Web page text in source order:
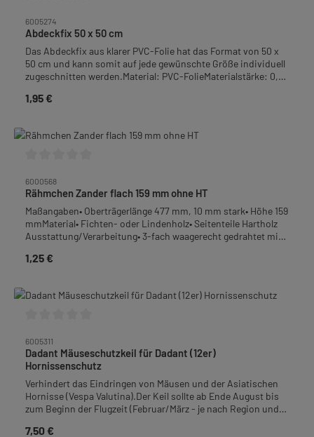
6005274
Abdeckfix 50 x 50 cm
Das Abdeckfix aus klarer PVC-Folie hat das Format von 50 x
50 cm und kann somit auf jede gewünschte Größe individuell
zugeschnitten werden.Material: PVC-FolieMaterialstärke: 0,4
Regulärer Preis:
1,95 €
6000568
Rähmchen Zander flach 159 mm ohne HT
Maßangaben• Oberträgerlänge 477 mm, 10 mm stark• Höhe 159
mmMaterial• Fichten- oder Lindenholz• Seitenteile Hartholz
Ausstattung/Verarbeitung• 3-fach waagerecht gedrahtet mit
Hoffmann-Seitenteil (HT)Verpackungseinheit (VPE): 12
Regulärer Preis:
1,25 €
6005311
Dadant Mäuseschutzkeil für Dadant (12er)
Hornissenschutz
Verhindert das Eindringen von Mäusen und der Asiatischen
Hornisse (Vespa Valutina).Der Keil sollte ab Ende August bis
zum Beginn der Flugzeit (Februar/März - je nach Region und
Boden 6005161Maße: 445 x 20 x 20 mmGewicht: 0,1 kg
Regulärer Preis:
7,50 €